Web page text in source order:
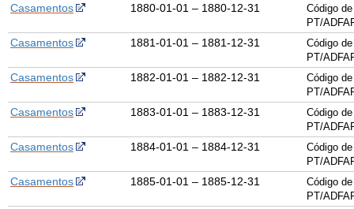
Casamentos 1880-01-01 – 1880-12-31
Código
PT/
Casamentos 1881-01-01 – 1881-12-31
Código
PT/
Casamentos 1882-01-01 – 1882-12-31
Código
PT/
Casamentos 1883-01-01 – 1883-12-31
Código
PT/
Casamentos 1884-01-01 – 1884-12-31
Código
PT/
Casamentos 1885-01-01 – 1885-12-31
Código
PT/